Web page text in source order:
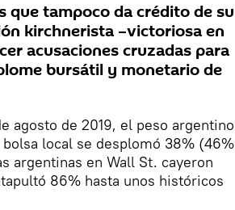
que tampoco da crédito de su
kirchnerista –victoriosa en
acusaciones cruzadas para
bursátil y monetario de
agosto de 2019, el peso argentino
local se desplomó 38% (46%
argentinas en Wall St. cayeron
86% hasta unos históricos